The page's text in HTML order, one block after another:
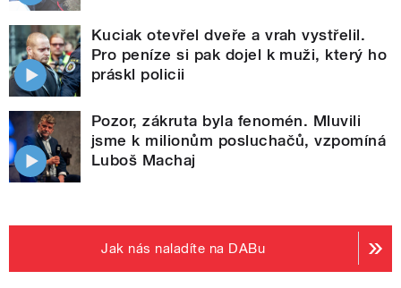
Kuciak otevřel dveře a vrah vystřelil.
Pro peníze si pak dojel k muži, který ho
práskl policii
Pozor, zákruta byla fenomén. Mluvili
jsme k milionům posluchačů, vzpomíná
Luboš Machaj
Jak nás naladíte na DABu